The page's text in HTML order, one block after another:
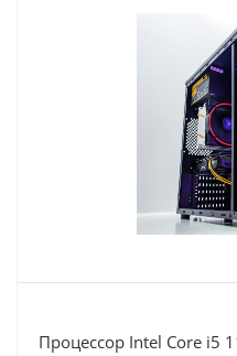
Процессор Intel Core i5